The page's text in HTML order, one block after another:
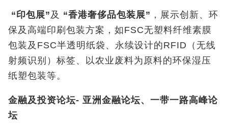
“印包展”及 “香港奢侈品包装展” ，展示创新、环
保及高端印刷包装方案，如FSC无塑料纤维素膜
包装及FSC半透明纸袋、永续设计的RFID（无线
射频识别）标签、以农业废料为原料的环保湿压
纸塑包装等。
金融及投资论坛- 亚洲金融论坛、一带一路高峰论
坛